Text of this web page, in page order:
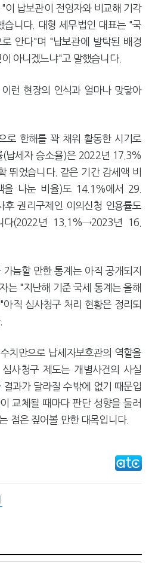
이 납보관이 전임자와 비교해 기각
습니다. 대형 세무법인 대표는 "국
안다"며 "납보관에 발탁된 배경
아니겠느냐"고 말했습니다.
런 현장의 인식과 얼마나 맞닿아
로 한해를 꽉 채워 활동한 시기로
(납세자 승소율)은 2022년 17.3%
뛰었습니다. 같은 기간 감세액 비
을 나눈 비율)도 14.1%에서 29.
권리구제인 이의신청 인용률도
다(2022년 13.1%→2023년 16.
늠할 만한 통계는 아직 공개되지
는 "지난해 기준 국세 통계는 올해
직 심사청구 처리 현황은 정리되
치만으로 납세자보호관의 역할을
사청구 제도는 개별사건의 사실
과가 달라질 수밖에 없기 때문입
교체될 때마다 판단 성향을 둘러
점은 짚어볼 만한 대목입니다.